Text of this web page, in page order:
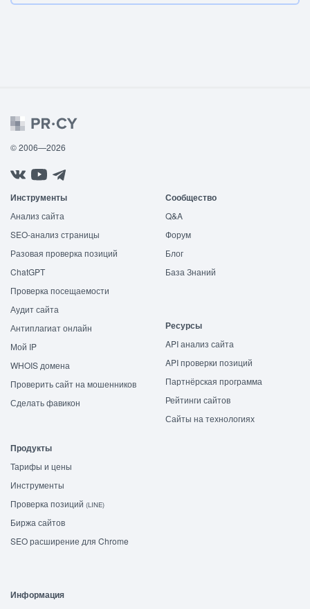
© 2006—2026
Инструменты
Анализ сайта
SEO-анализ страницы
Разовая проверка позиций
ChatGPT
Проверка посещаемости
Аудит сайта
Антиплагиат онлайн
Мой IP
WHOIS домена
Проверить сайт на мошенников
Сделать фавикон
Сообщество
Q&A
Форум
Блог
База Знаний
Ресурсы
API анализ сайта
API проверки позиций
Партнёрская программа
Рейтинги сайтов
Сайты на технологиях
Продукты
Тарифы и цены
Инструменты
Проверка позиций (LINE)
Биржа сайтов
SEO расширение для Chrome
Информация